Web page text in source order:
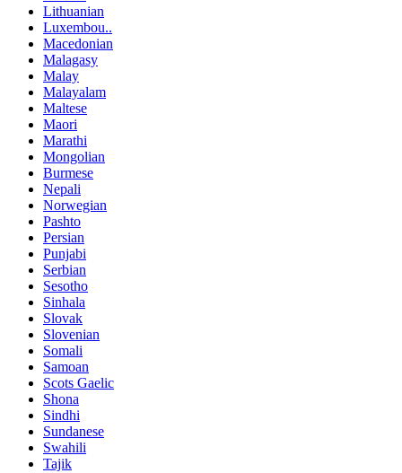
Lithuanian
Luxembou..
Macedonian
Malagasy
Malay
Malayalam
Maltese
Maori
Marathi
Mongolian
Burmese
Nepali
Norwegian
Pashto
Persian
Punjabi
Serbian
Sesotho
Sinhala
Slovak
Slovenian
Somali
Samoan
Scots Gaelic
Shona
Sindhi
Sundanese
Swahili
Tajik